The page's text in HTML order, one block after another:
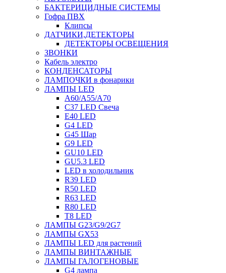
БАКТЕРИЦИДНЫЕ СИСТЕМЫ
Гофра ПВХ
Клипсы
ДАТЧИКИ,ДЕТЕКТОРЫ
ДЕТЕКТОРЫ ОСВЕЩЕНИЯ
ЗВОНКИ
Кабель электро
КОНДЕНСАТОРЫ
ЛАМПОЧКИ в фонарики
ЛАМПЫ LED
A60/A55/A70
C37 LED Свеча
E40 LED
G4 LED
G45 Шар
G9 LED
GU10 LED
GU5.3 LED
LED в холодильник
R39 LED
R50 LED
R63 LED
R80 LED
T8 LED
ЛАМПЫ G23/G9/2G7
ЛАМПЫ GX53
ЛАМПЫ LED для растений
ЛАМПЫ ВИНТАЖНЫЕ
ЛАМПЫ ГАЛОГЕНОВЫЕ
G4 лампа